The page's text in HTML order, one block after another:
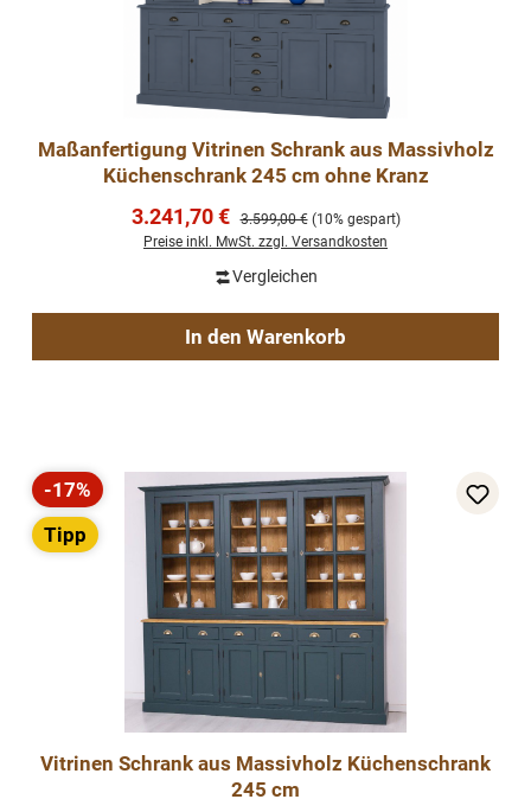
Maßanfertigung Vitrinen Schrank aus Massivholz
Küchenschrank 245 cm ohne Kranz
Verkaufspreis:
3.241,70 € Regulärer Preis:
3.599,00 € (10% gespart)
Preise inkl. MwSt. zzgl. Versandkosten
Vergleichen
In den Warenkorb
Rabatt
-17%
Tipp
Vitrinen Schrank aus Massivholz Küchenschrank
245 cm